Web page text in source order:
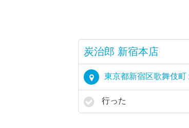
炭治郎 新宿本店
東京都新宿区歌舞伎
行った